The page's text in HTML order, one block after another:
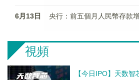
6月13日 央行：前五個月人民幣存款
視頻
【今日IPO】天数